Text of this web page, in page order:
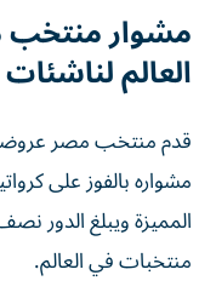
مشوار
العالم لناشئات
قدم منتخب مصر عروضا
المميزة ويبلغ الدور
منتخبات في العالم.